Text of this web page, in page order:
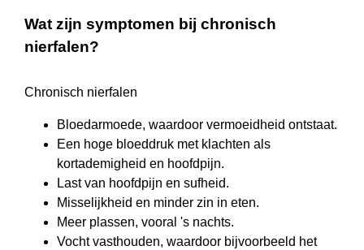
Wat zijn symptomen bij chronisch
nierfalen?
Chronisch nierfalen
Bloedarmoede, waardoor vermoeidheid ontstaat.
Een hoge bloeddruk met klachten als
kortademigheid en hoofdpijn.
Last van hoofdpijn en sufheid.
Misselijkheid en minder zin in eten.
Meer plassen, vooral 's nachts.
Vocht vasthouden, waardoor bijvoorbeeld het